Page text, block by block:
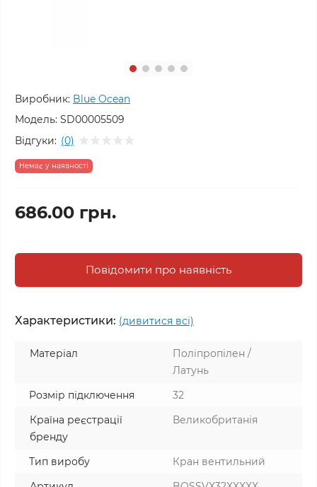
Виробник: Blue Ocean
Модель: SD00005509
Відгуки: (0)
Немає у наявності
686.00 грн.
Повідомити про наявність
Характеристики: (дивитися всі)
Матеріал
Поліпропілен /
Латунь
Розмір підключення
32
Країна реєстрації
бренду
Великобританія
Тип виробу
Кран вентильний